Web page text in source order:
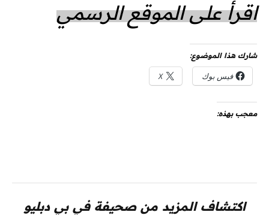
اقرأ على الموقع الرسمي
شارك هذا الموضوع:
فيس بوك X
معجب بهذه:
اكتشاف المزيد من صحيفة في بي دبليو